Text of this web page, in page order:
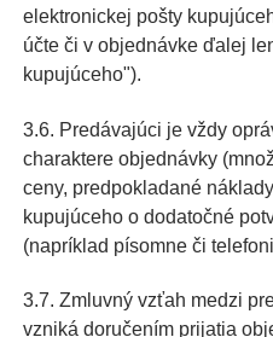
elektronickej pošty
účte či v objednávke ďalej
kupujúceho").
3.6. Predávajúci je vždy
charaktere objednávky
ceny, predpokladané
kupujúceho o dodatočné
(napríklad písomne ​​či
3.7. Zmluvný vzťah medzi
vzniká doručením prijatia